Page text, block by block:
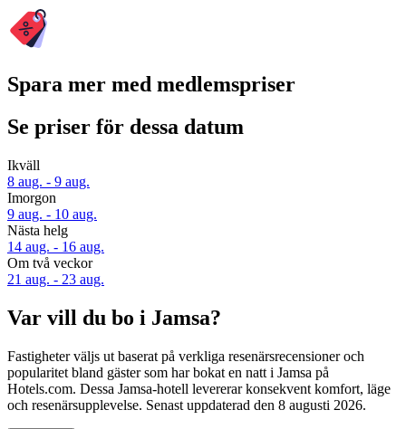
Spara mer med medlemspriser
Se priser för dessa datum
Ikväll
8 aug. - 9 aug.
Imorgon
9 aug. - 10 aug.
Nästa helg
14 aug. - 16 aug.
Om två veckor
21 aug. - 23 aug.
Var vill du bo i Jamsa?
Fastigheter väljs ut baserat på verkliga resenärsrecensioner och
popularitet bland gäster som har bokat en natt i Jamsa på
Hotels.com. Dessa Jamsa-hotell levererar konsekvent komfort, läge
och resenärsupplevelse. Senast uppdaterad den 8 augusti 2026.